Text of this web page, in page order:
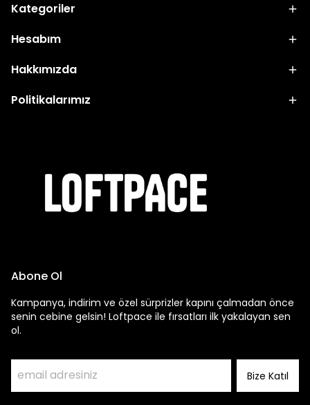
Kategoriler
Hesabım
Hakkımızda
Politikalarımız
Abone Ol
Kampanya, indirim ve özel sürprizler kapını çalmadan önce
senin cebine gelsin! Loftpace ile fırsatları ilk yakalayan sen
ol.
Bize Katıl